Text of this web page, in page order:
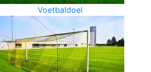
Voetbaldoel